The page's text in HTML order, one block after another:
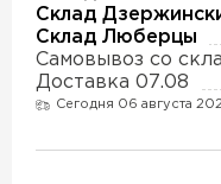
Склад
Склад Люберцы
Самовывоз со
Доставка 07.08
Сегодня 06 августа
Утеплитель